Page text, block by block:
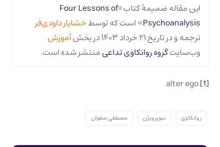
این مقاله ضمیمهٔ کتاب «Four Lessons of
Psychoanalysis» است که توسطخشایار داودی‌فر
ترجمه و در تاریخ ۲۱ خرداد ۱۴۰۳ در بخش
آموزش
وب‌سایتگروه روانکاوی تداعیمنتشر شده است.
[1]
alter ego
روانکاوی سوپرویژن مصطفی صفوان